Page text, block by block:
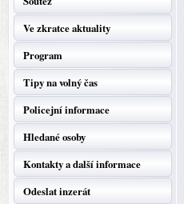
Ve zkratce aktuality
Program
Tipy na volný čas
Policejní informace
Hledané osoby
Kontakty a další informace
Odeslat inzerát